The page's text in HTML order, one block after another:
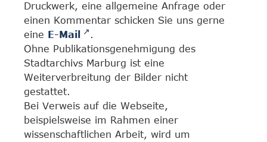
Druckwerk, eine allgemeine Anfrage oder
einen Kommentar schicken Sie uns gerne
eine E-Mail
.
Ohne Publikationsgenehmigung des
Stadtarchivs Marburg ist eine
Weiterverbreitung der Bilder nicht
gestattet.
Bei Verweis auf die Webseite,
beispielsweise im Rahmen einer
wissenschaftlichen Arbeit, wird um